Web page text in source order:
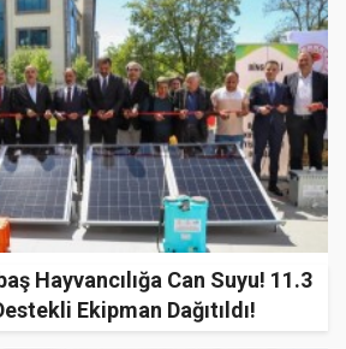
Hayvancılığa Can Suyu! 11.3
Ekipman Dağıtıldı!